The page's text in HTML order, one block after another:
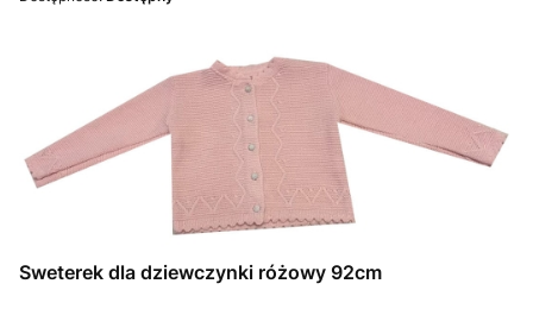
Sweterek dla dziewczynki różowy 92cm